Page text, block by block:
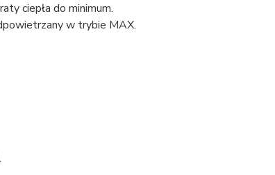
ciepła do minimum.
w trybie MAX.